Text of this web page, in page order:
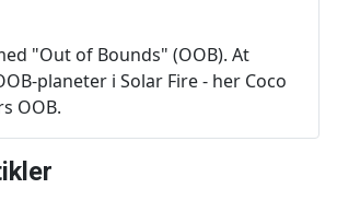
"Out of Bounds" (OOB). At
planeter i Solar Fire - her Coco
OOB.